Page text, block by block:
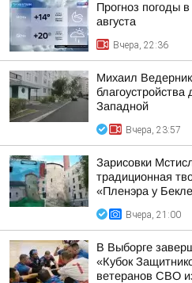
Прогноз погоды
августа
Вчера, 22:36
Михаил
Западной
Вчера, 23:57
Зарисовки
традиционная
«Пленэра у
Вчера, 21:00
В Выборге
«Кубок
ветеранов СВО